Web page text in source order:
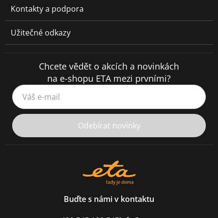
Kontakty a podpora
Užitečné odkazy
Chcete vědět o akcích a novinkách
na e-shopu ETA mezi prvními?
Váš e-mail
Odebírat novinky
Buďte s námi v kontaktu